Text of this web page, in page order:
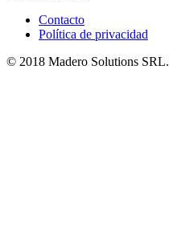
Contacto
Política de privacidad
© 2018 Madero Solutions SRL.